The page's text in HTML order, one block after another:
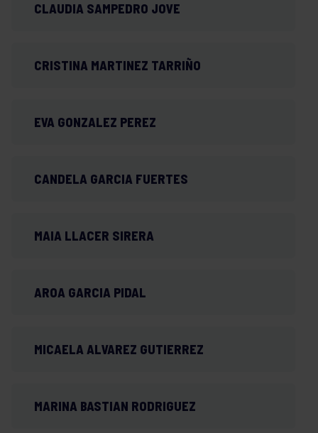
CLAUDIA SAMPEDRO JOVE
CRISTINA MARTINEZ TARRIÑO
EVA GONZALEZ PEREZ
CANDELA GARCIA FUERTES
MAIA LLACER SIRERA
AROA GARCIA PIDAL
MICAELA ALVAREZ GUTIERREZ
MARINA BASTIAN RODRIGUEZ